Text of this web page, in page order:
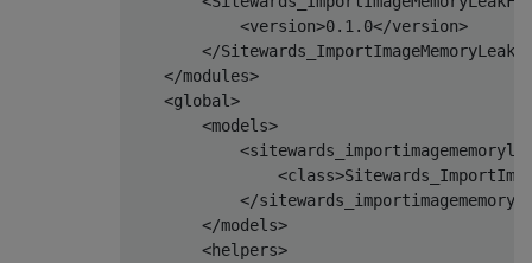
<version>0.1.0</version>
</
</modules>
<global>
<models>
<class>
</
</models>
<helpers>